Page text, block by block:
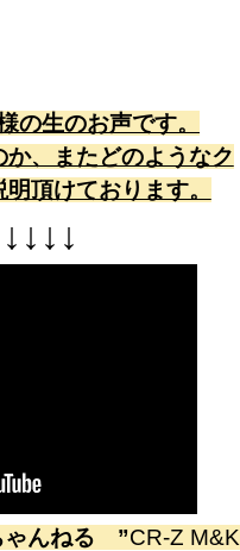
の生のお声です。
、またどのようなク
頂けております。
↓ ↓ ↓ ↓
んねる ”CR-Z M&K